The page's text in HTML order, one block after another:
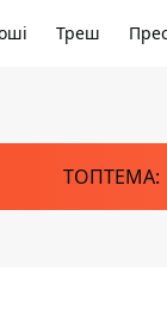
Треш
ТОПТЕМА: